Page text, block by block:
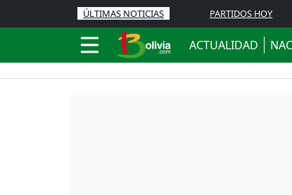
ÚLTIMAS NOTICIAS PARTIDOS HOY
ACTUALIDAD